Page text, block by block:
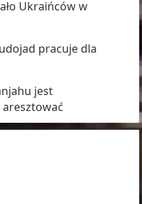
Ukraińców w
pracuje dla
jest